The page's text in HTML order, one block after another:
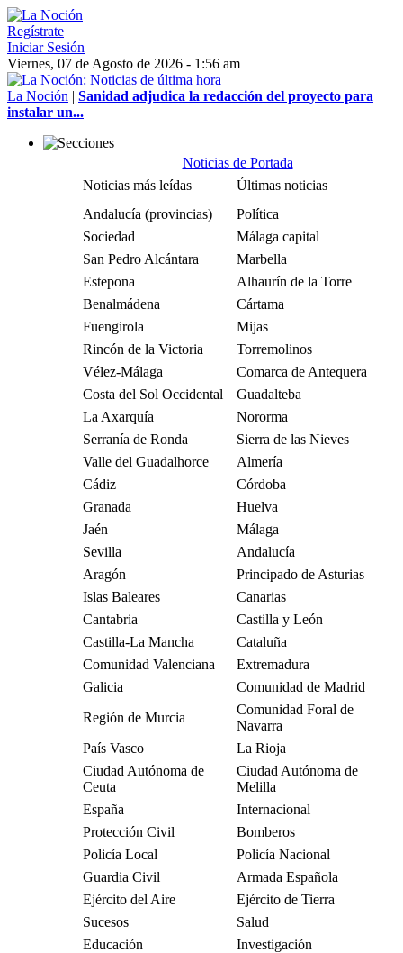
Regístrate
Iniciar Sesión
Viernes, 07 de Agosto de 2026 - 1:56 am
La Noción | Sanidad adjudica la redacción del proyecto para
instalar un...
Noticias de Portada
Noticias más leídas
Últimas noticias
Andalucía (provincias)
Política
Sociedad
Málaga capital
San Pedro Alcántara
Marbella
Estepona
Alhaurín de la Torre
Benalmádena
Cártama
Fuengirola
Mijas
Rincón de la Victoria
Torremolinos
Vélez-Málaga
Comarca de Antequera
Costa del Sol Occidental
Guadalteba
La Axarquía
Nororma
Serranía de Ronda
Sierra de las Nieves
Valle del Guadalhorce
Almería
Cádiz
Córdoba
Granada
Huelva
Jaén
Málaga
Sevilla
Andalucía
Aragón
Principado de Asturias
Islas Baleares
Canarias
Cantabria
Castilla y León
Castilla-La Mancha
Cataluña
Comunidad Valenciana
Extremadura
Galicia
Comunidad de Madrid
Región de Murcia
Comunidad Foral de
Navarra
País Vasco
La Rioja
Ciudad Autónoma de
Ceuta
Ciudad Autónoma de
Melilla
España
Internacional
Protección Civil
Bomberos
Policía Local
Policía Nacional
Guardia Civil
Armada Española
Ejército del Aire
Ejército de Tierra
Sucesos
Salud
Educación
Investigación